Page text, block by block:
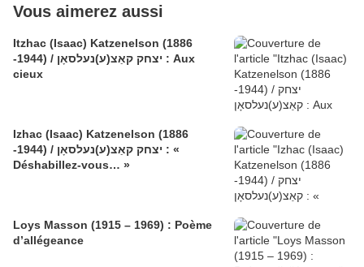
Vous aimerez aussi
Itzhac (Isaac) Katzenelson (1886
-1944) / יצחק קאַצ(ע)נעלסאָן : Aux
cieux
Izhac (Isaac) Katzenelson (1886
-1944) / יצחק קאַצ(ע)נעלסאָן : «
Déshabillez-vous… »
Loys Masson (1915 – 1969) : Poème
d’allégeance